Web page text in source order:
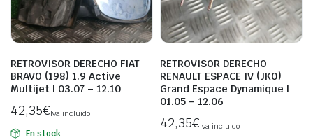
RETROVISOR DERECHO FIAT
BRAVO (198) 1.9 Active
Multijet | 03.07 – 12.10
42,35€Iva incluido
En stock
RETROVISOR DERECHO
RENAULT ESPACE IV (JK0)
Grand Espace Dynamique |
01.05 – 12.06
42,35€Iva incluido